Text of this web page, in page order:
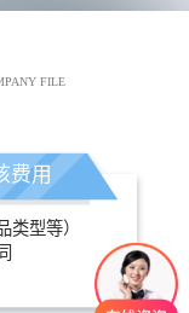
FILE
费用
类型等）